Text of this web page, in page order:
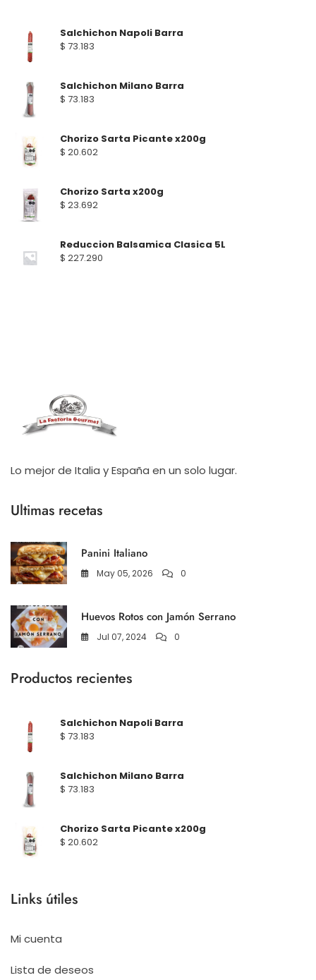
Salchichon Napoli Barra
$ 73.183
Salchichon Milano Barra
$ 73.183
Chorizo Sarta Picante x200g
$ 20.602
Chorizo Sarta x200g
$ 23.692
Reduccion Balsamica Clasica 5L
$ 227.290
Lo mejor de Italia y España en un solo lugar.
Ultimas recetas
Panini Italiano
May 05, 2026 0
Huevos Rotos con Jamón Serrano
Jul 07, 2024 0
Productos recientes
Salchichon Napoli Barra
$ 73.183
Salchichon Milano Barra
$ 73.183
Chorizo Sarta Picante x200g
$ 20.602
Links útiles
Mi cuenta
Lista de deseos